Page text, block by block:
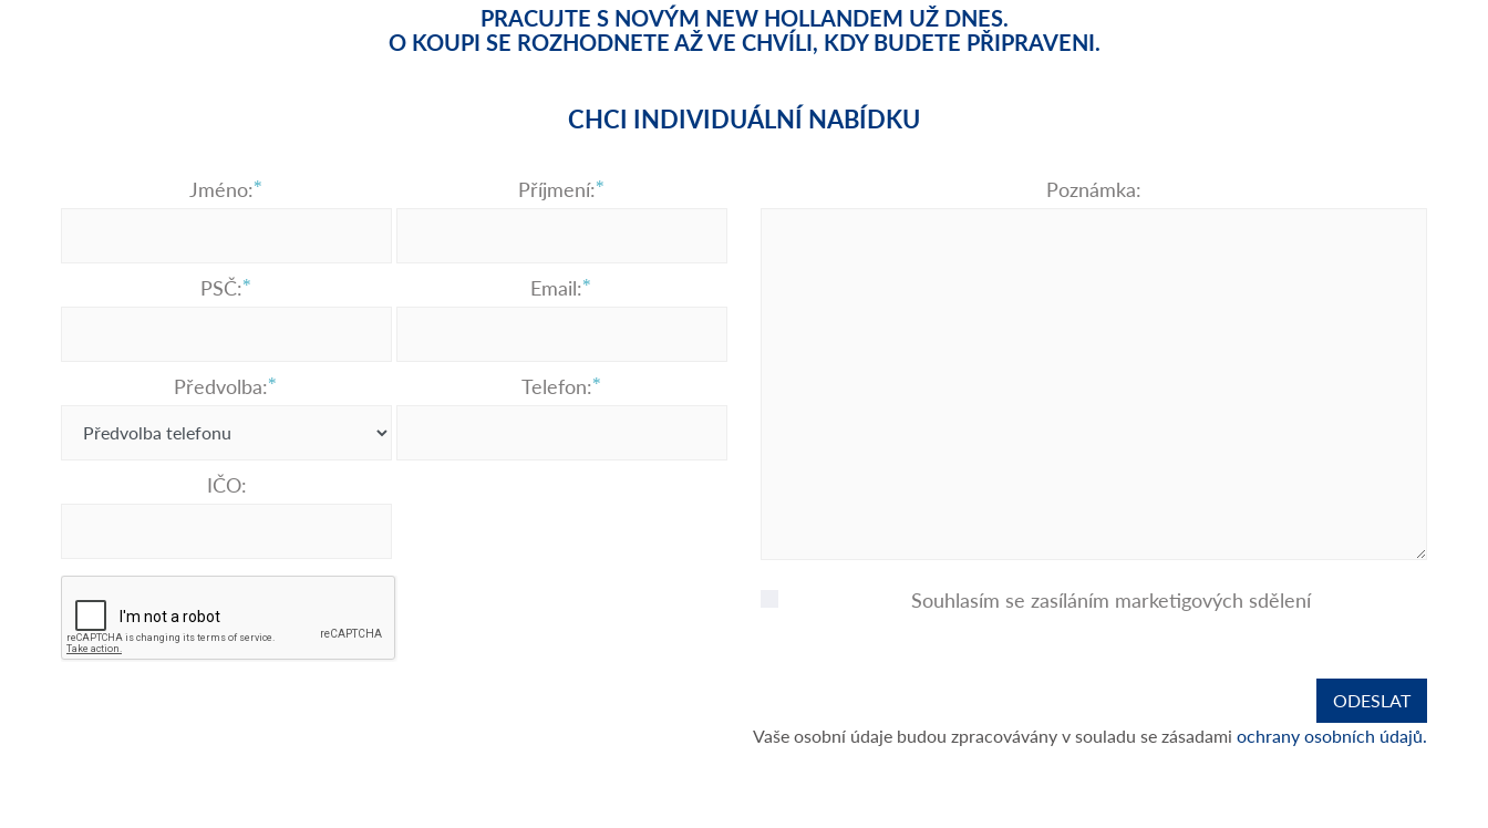
PRACUJTE S NOVÝM NEW HOLLANDEM UŽ DNES.
O KOUPI SE ROZHODNETE AŽ VE CHVÍLI, KDY BUDETE PŘIPRAVENI.
CHCI INDIVIDUÁLNÍ NABÍDKU
Jméno: Příjmení:
PSČ: Email:
Předvolba: Telefon:
IČO:
Poznámka:
Souhlasím se zasíláním marketigových sdělení
Vaše osobní údaje budou zpracovávány v souladu se zásadami ochrany osobních údajů.